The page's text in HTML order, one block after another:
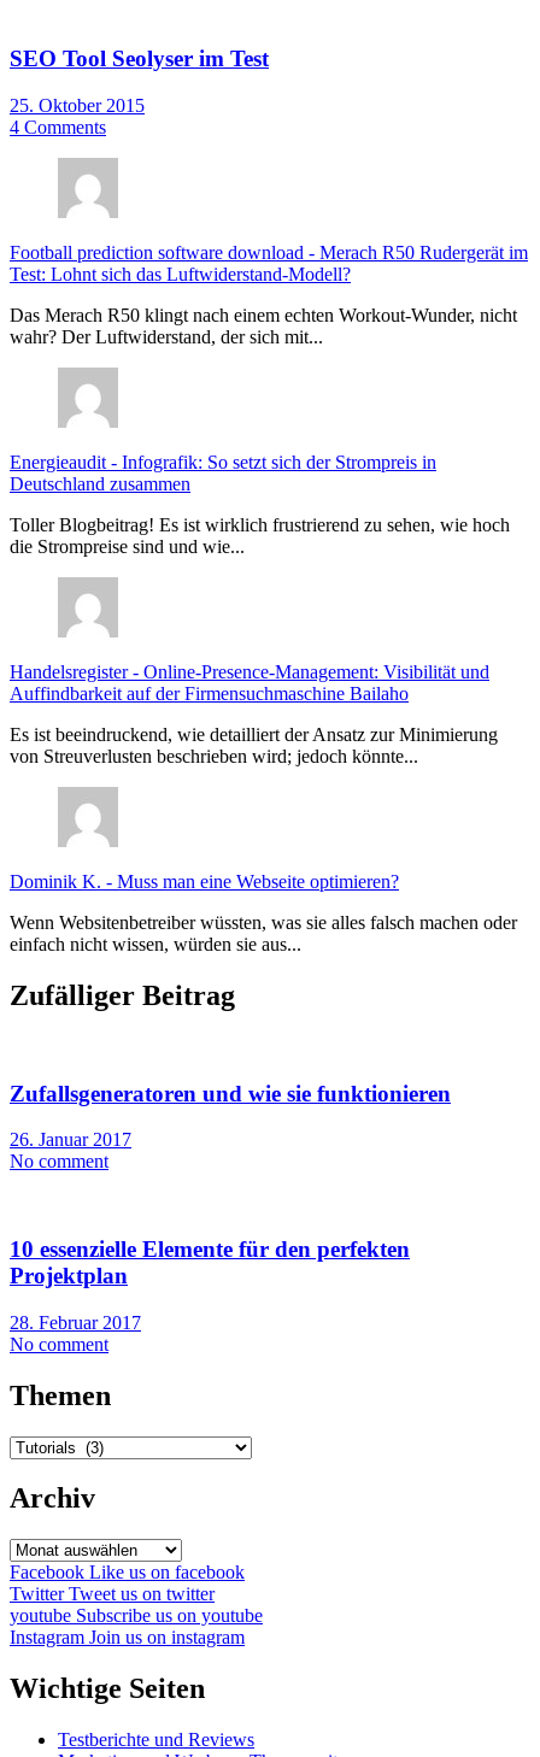
SEO Tool Seolyser im Test
25. Oktober 2015
4 Comments
Football prediction software download - Merach R50 Rudergerät im
Test: Lohnt sich das Luftwiderstand-Modell?
Das Merach R50 klingt nach einem echten Workout-Wunder, nicht
wahr? Der Luftwiderstand, der sich mit...
Energieaudit - Infografik: So setzt sich der Strompreis in
Deutschland zusammen
Toller Blogbeitrag! Es ist wirklich frustrierend zu sehen, wie hoch
die Strompreise sind und wie...
Handelsregister- Online-Presence-Management: Visibilität und
Auffindbarkeit auf der Firmensuchmaschine Bailaho
Es ist beeindruckend, wie detailliert der Ansatz zur Minimierung
von Streuverlusten beschrieben wird; jedoch könnte...
Dominik K. - Muss man eine Webseite optimieren?
Wenn Websitenbetreiber wüssten, was sie alles falsch machen oder
einfach nicht wissen, würden sie aus...
Zufälliger Beitrag
Zufallsgeneratoren und wie sie funktionieren
26. Januar 2017
No comment
10 essenzielle Elemente für den perfekten
Projektplan
28. Februar 2017
No comment
Themen
Themen
Archiv
Archiv
Facebook Like us on facebook
TwitterTweet us on twitter
youtube Subscribe us on youtube
Instagram Join us on instagram
Wichtige Seiten
Testberichte und Reviews